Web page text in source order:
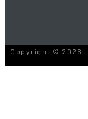
Copyright © 2026 -